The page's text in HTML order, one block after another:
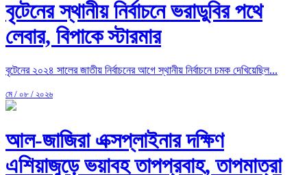
বৃটেনের স্থানীয় নির্বাচনে ভরাডুবির পথে
লেবার, বিপাকে স্টারমার
বৃটেনের ২০২৪ সালের জাতীয় নির্বাচনের আগে স্থানীয় নির্বাচনে চমক দেখিয়েছিল...
মে / ০৮ / ২০২৬
আল-জাজিরা এক্সপ্লাইনার দক্ষিণ
এশিয়াজুড়ে ভয়াবহ তাপপ্রবাহ, তাপমাত্রা